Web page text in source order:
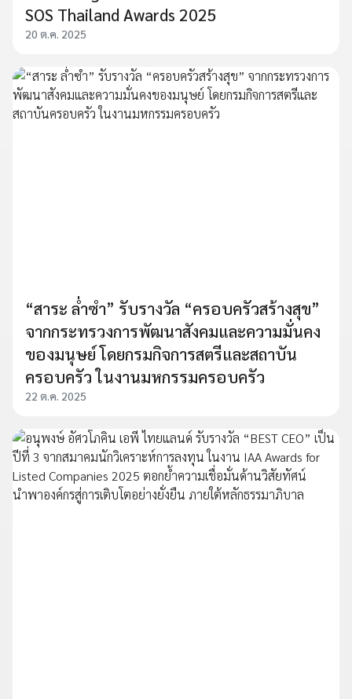
SOS Thailand Awards 2025
20 ต.ค. 2025
“สาระ ล่ำซำ” รับรางวัล “ครอบครัวสร้างสุข”
จากกระทรวงการพัฒนาสังคมและความมั่นคง
ของมนุษย์ โดยกรมกิจการสตรีและสถาบัน
ครอบครัว ในงานมหกรรมครอบครัว
22 ต.ค. 2025